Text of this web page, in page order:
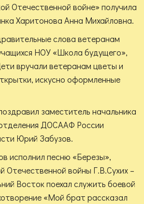
Отечественной войне» получила
Харитонова Анна Михайловна.
слова ветеранам
НОУ «Школа будущего»,
вручали ветеранам цветы и
искусно оформленные
заместитель начальника
ДОСААФ России
Юрий Забузов.
исполнил песню «Березы»,
Отечественной войны Г.В.Сухих –
Восток поехал служить боевой
«Мой брат рассказал